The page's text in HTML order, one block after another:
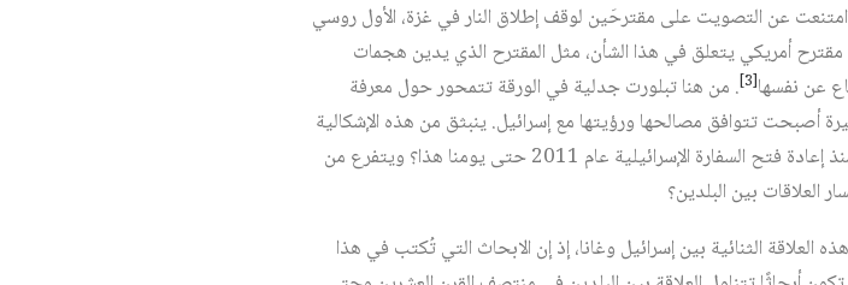
غانا أحد أعضاء مجلس الأمن غير الدائمين في عام 2023، امتنعت عن التصويت على مقترحَين لوقف إطلاق النار في غزة، الأول روسي
أمريكي يتعلق في هذا الشأن، مثل المقترح الذي يدين هجمات
عن نفسها‏[3] . من هنا تبلورت جدلية في الورقة تتمحور حول معرفة
أصبحت تتوافق مصالحها ورؤيتها مع إسرائيل. ينبثق من هذه الإشكالية
السؤال الرئيس الآتي: كيف هو شكل العلاقات بين تل أبيب وأكرا منذ إعادة فتح السفارة الإسرائيلية عام 2011 حتى يومنا هذا؟ ويتفرع من
بين البلدين؟
الثنائية بين إسرائيل وغانا، إذ إن الابحاث التي تُكتب في هذا